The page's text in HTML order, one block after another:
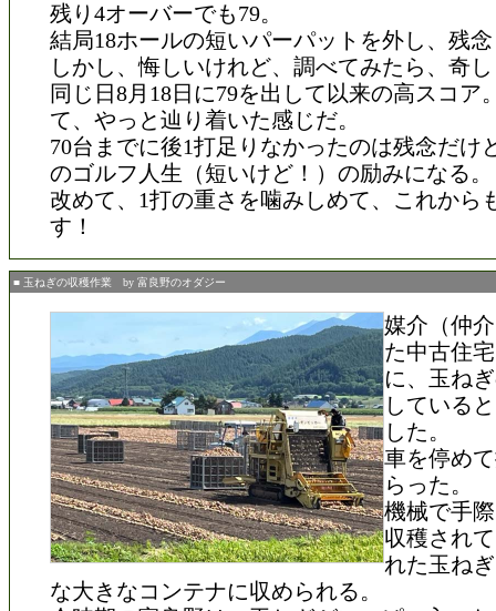
残り4オーバーでも79。
結局18ホールの短いパーパットを外し、残
しかし、悔しいけれど、調べてみたら、奇
同じ日8月18日に79を出して以来の高スコア
て、やっと辿り着いた感じだ。
70台までに後1打足りなかったのは残念だけ
のゴルフ人生（短いけど！）の励みになる。
改めて、1打の重さを噛みしめて、これから
す！
■ 玉ねぎの収穫作業 by 富良野のオダジー
媒介（仲
た中古住
に、玉ね
している
した。
車を停め
らった。
機械で手
収穫され
れた玉ね
な大きなコンテナに収められる。